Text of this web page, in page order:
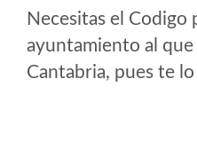
Necesitas el Codigo
ayuntamiento al
Cantabria, pues te